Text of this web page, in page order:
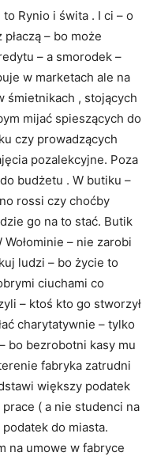
Rynio i świta . I ci – o
– bo może
– a smorodek –
w marketach ale na
śmietnikach , stojących
mijać spieszących do
czy prowadzących
pozalekcyjne. Poza
budżetu . W butiku –
rossi czy choćby
go na to stać. Butik
– nie zarobi
ludzi – bo życie to
ciuchami co
– ktoś kto go stworzył
charytatywnie – tylko
bo bezrobotni kasy mu
fabryka zatrudni
większy podatek
( a nie studenci na
do miasta.
na umowe w fabryce